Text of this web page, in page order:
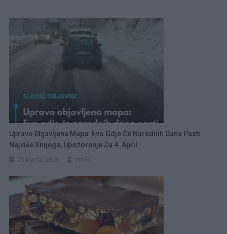
Upravo 0bjavljena Mapa: Evo Gdje Će Narednih Dana Pasti
Najviše Snijega, Upozorenje Za 4. April